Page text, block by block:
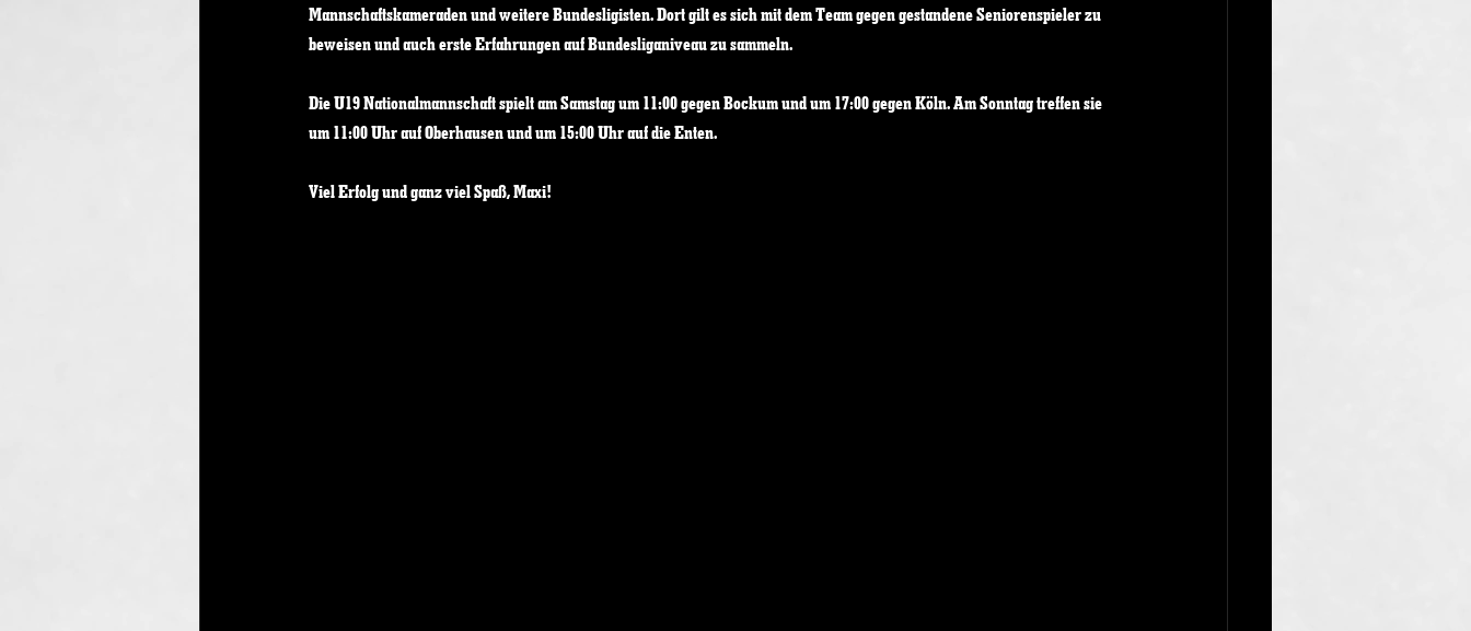
Mannschaftskameraden und weitere Bundesligisten. Dort gilt es sich mit dem Team gegen gestandene Seniorenspieler zu
beweisen und auch erste Erfahrungen auf Bundesliganiveau zu sammeln.
Die U19 Nationalmannschaft spielt am Samstag um 11:00 gegen Bockum und um 17:00 gegen Köln. Am Sonntag treffen sie
um 11:00 Uhr auf Oberhausen und um 15:00 Uhr auf die Enten.
Viel Erfolg und ganz viel Spaß, Maxi!